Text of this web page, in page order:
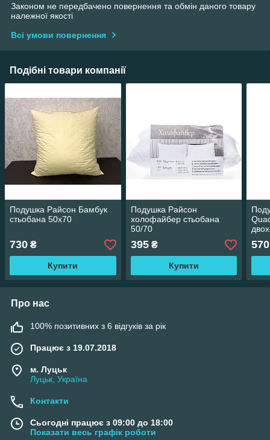
Законом не передбачено повернення та обмін даного товару
належної якості
Всі умови повернення
Подібні товари компанії
Подушка Райсон Бамбук
стьобана 50х70
730 ₴
Купити
Подушка Райсон
холофайбер стьобана
50/70
395₴
Купити
570
Про нас
100% позитивних з 6 відгуків за рік
Працює з 19.07.2018
м. Луцьк
Луцьк, Україна
Контакти
Сьогодні працює з 09:00 до 18:00
Показати весь графік роботи